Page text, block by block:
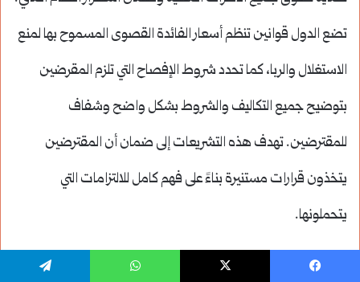
تضع الدول قوانين تنظم أسعار الفائدة القصوى المسموح بها لمنع
الاستغلال والربا، كما تحدد شروط الإفصاح التي تلزم المقرضين
بتوضيح جميع التكاليف والشروط بشكل واضح وشفاف
للمقترضين. تهدف هذه التشريعات إلى ضمان أن المقترضين
يتخذون قرارات مستنيرة بناءً على فهم كامل للالتزامات التي
يتحملونها.